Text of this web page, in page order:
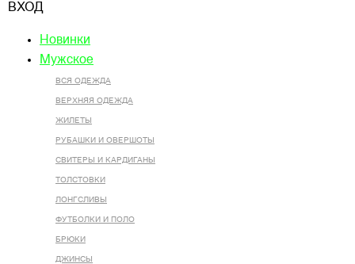
ВХОД
Новинки
Мужское
ВСЯ ОДЕЖДА
ВЕРХНЯЯ ОДЕЖДА
ЖИЛЕТЫ
РУБАШКИ И ОВЕРШОТЫ
СВИТЕРЫ И КАРДИГАНЫ
ТОЛСТОВКИ
ЛОНГСЛИВЫ
ФУТБОЛКИ И ПОЛО
БРЮКИ
ДЖИНСЫ